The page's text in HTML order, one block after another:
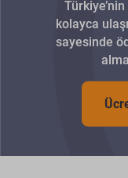
kolayca
sayesinde